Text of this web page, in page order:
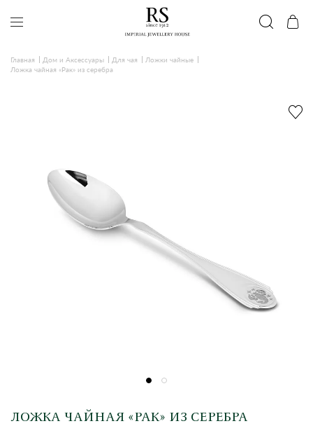
Главная Дом и Аксессуары Для чая
Ложки чайные
Ложка чайная «Рак» из серебра
ЛОЖКА ЧАЙНАЯ «РАК» ИЗ СЕРЕБРА